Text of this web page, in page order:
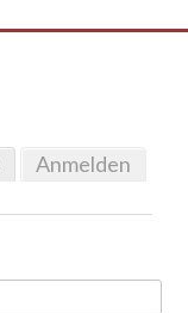
(aktiver Reiter)
Anmelden